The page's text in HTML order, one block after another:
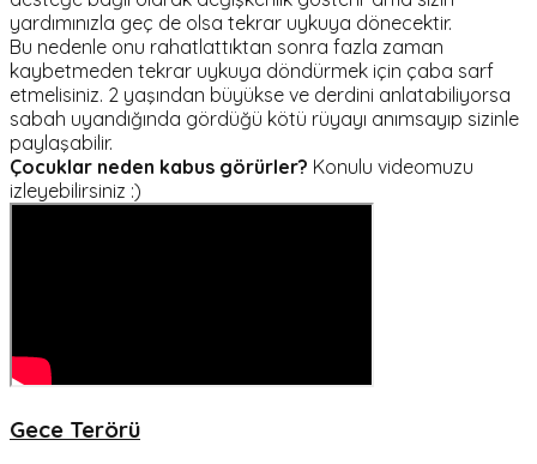
yardımınızla geç de olsa tekrar uykuya dönecektir.
Bu nedenle onu rahatlattıktan sonra fazla zaman
kaybetmeden tekrar uykuya döndürmek için çaba sarf
etmelisiniz. 2 yaşından büyükse ve derdini anlatabiliyorsa
sabah uyandığında gördüğü kötü rüyayı anımsayıp sizinle
paylaşabilir.
Çocuklar neden kabus görürler? Konulu videomuzu
izleyebilirsiniz :)
Gece Terörü